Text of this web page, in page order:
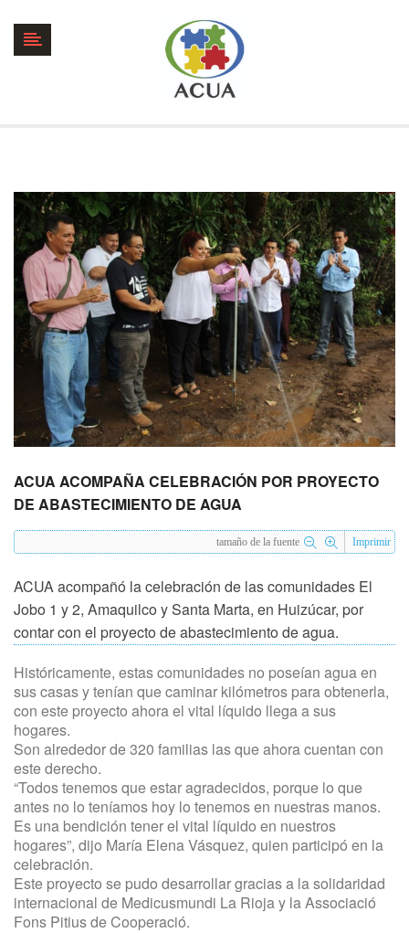
ACUA ACOMPAÑA CELEBRACIÓN POR PROYECTO
DE ABASTECIMIENTO DE AGUA
tamaño de la fuente Imprimir
ACUA acompañó la celebración de las comunidades El
Jobo 1 y 2, Amaquilco y Santa Marta, en Huizúcar, por
contar con el proyecto de abastecimiento de agua.
Históricamente, estas comunidades no poseían agua en
sus casas y tenían que caminar kilómetros para obtenerla,
con este proyecto ahora el vital líquido llega a sus
hogares.
Son alrededor de 320 familias las que ahora cuentan con
este derecho.
“Todos tenemos que estar agradecidos, porque lo que
antes no lo teníamos hoy lo tenemos en nuestras manos.
Es una bendición tener el vital líquido en nuestros
hogares”, dijo María Elena Vásquez, quien participó en la
celebración.
Este proyecto se pudo desarrollar gracias a la solidaridad
internacional de Medicusmundi La Rioja y la Associació
Fons Pitius de Cooperació.